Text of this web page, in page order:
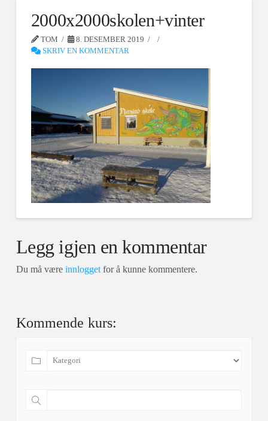
2000x2000skolen+vinter
TOM
8. DESEMBER 2019
SKRIV EN KOMMENTAR
Legg igjen en kommentar
Du må være innloggetfor å kunne kommentere.
Kommende kurs: